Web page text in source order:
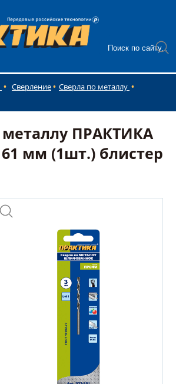
Сверление
Сверла по металлу
металлу ПРАКТИКА
мм (1шт.) блистер